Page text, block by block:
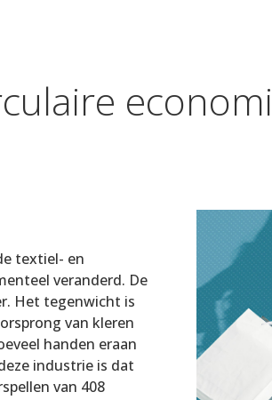
textiel- en
veranderd. De
Het tegenwicht is
van kleren
handen eraan
industrie is dat
van 408